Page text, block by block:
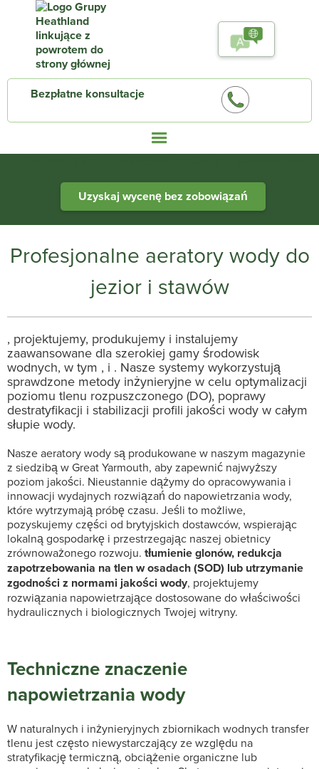
Bezpłatne konsultacje
Uzyskaj wycenę bez zobowiązań
Profesjonalne aeratory wody do
jezior i stawów
, projektujemy, produkujemy i instalujemy
zaawansowane dla szerokiej gamy środowisk
wodnych, w tym , i . Nasze systemy wykorzystują
sprawdzone metody inżynieryjne w celu optymalizacji
poziomu tlenu rozpuszczonego (DO), poprawy
destratyfikacji i stabilizacji profili jakości wody w całym
słupie wody.
Nasze aeratory wody są produkowane w naszym magazynie
z siedzibą w Great Yarmouth, aby zapewnić najwyższy
poziom jakości. Nieustannie dążymy do opracowywania i
innowacji wydajnych rozwiązań do napowietrzania wody,
które wytrzymają próbę czasu. Jeśli to możliwe,
pozyskujemy części od brytyjskich dostawców, wspierając
lokalną gospodarkę i przestrzegając naszej obietnicy
zrównoważonego rozwoju. tłumienie glonów, redukcja
zapotrzebowania na tlen w osadach (SOD) lub utrzymanie
zgodności z normami jakości wody, projektujemy
rozwiązania napowietrzające dostosowane do właściwości
hydraulicznych i biologicznych Twojej witryny.
Techniczne znaczenie
napowietrzania wody
W naturalnych i inżynieryjnych zbiornikach wodnych transfer
tlenu jest często niewystarczający ze względu na
stratyfikację termiczną, obciążenie organiczne lub